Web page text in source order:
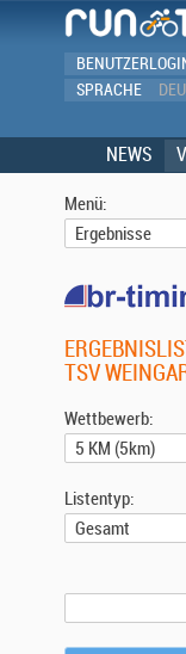
SPRACHE
NEWS
Menü:
TSV
Wettbewerb:
Listentyp: